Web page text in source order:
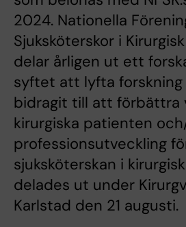
2024. Nationella
Sjuksköterskor i Kirurgisk
delar årligen ut ett
syftet att lyfta forskning
bidragit till att förbättra
kirurgiska patienten
professionsutveckling
sjuksköterskan i
delades ut under
Karlstad den 21 augusti.